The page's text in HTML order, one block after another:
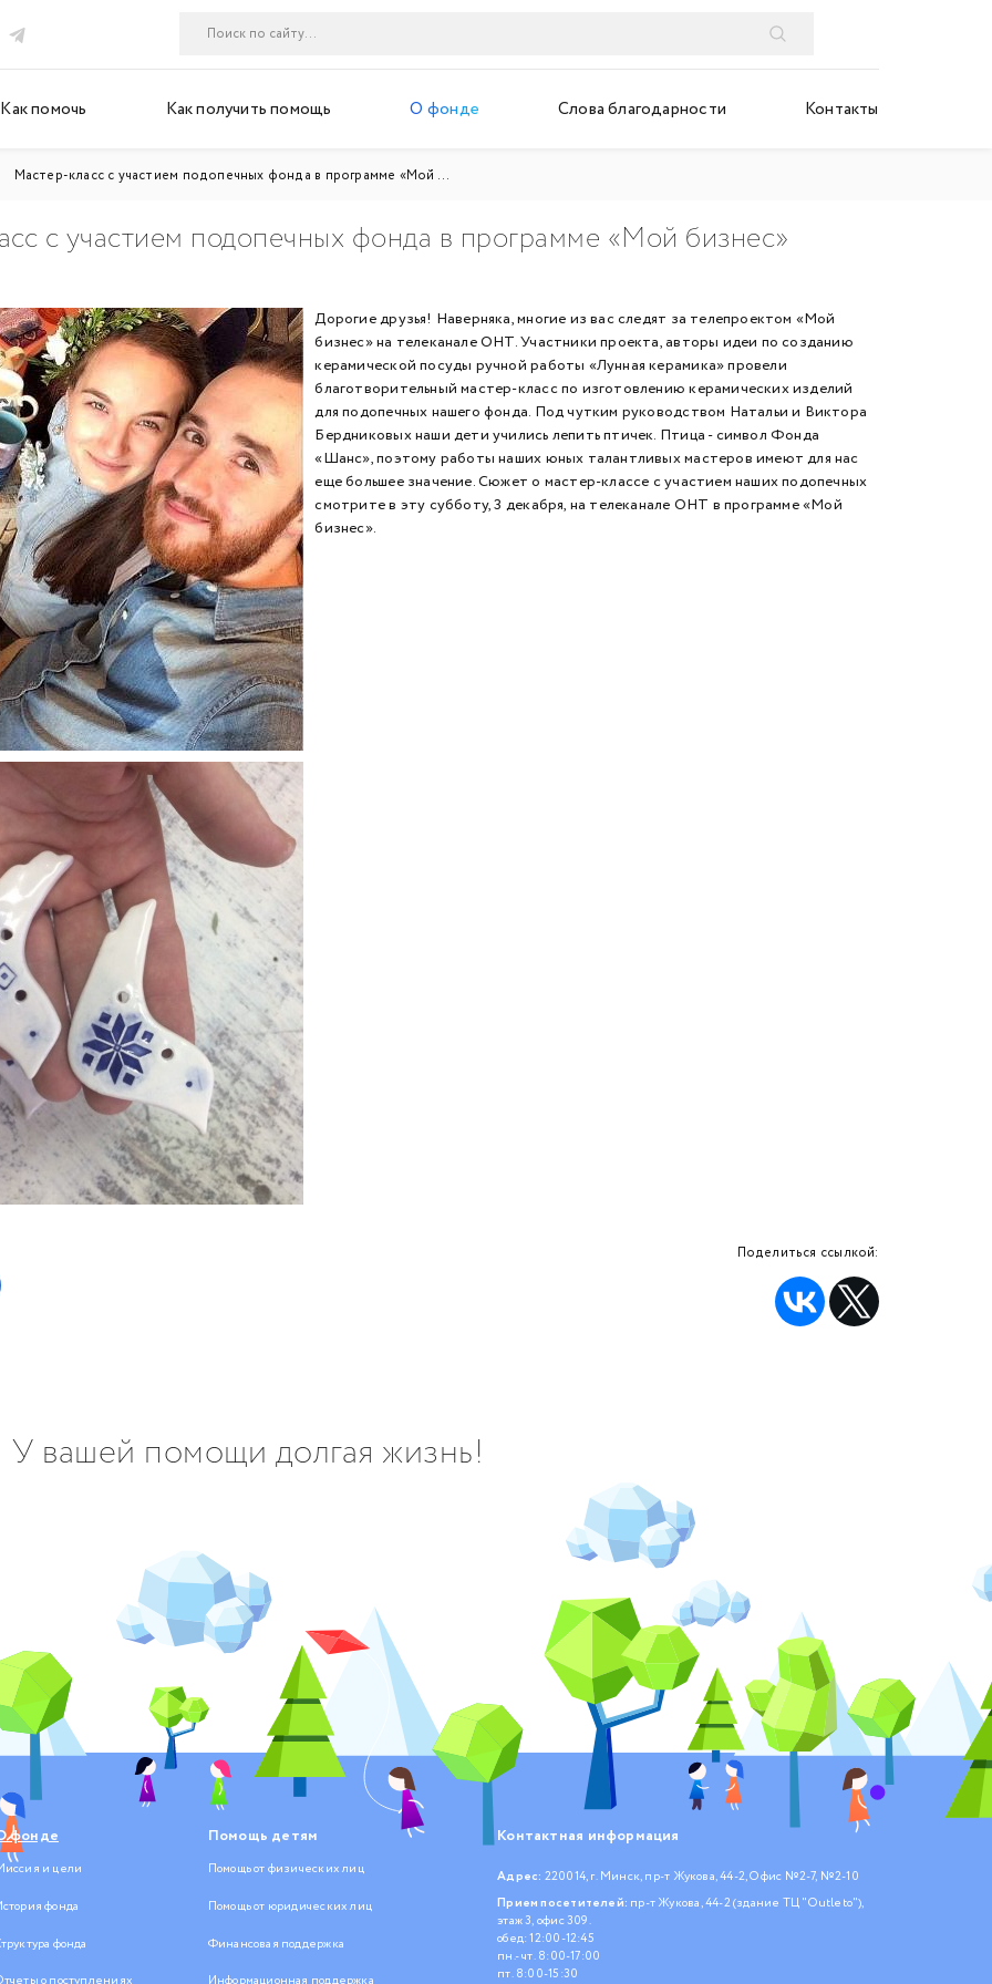
Как помочь Как получить помощь О фонде Слова благодарности Контакты
Мастер-класс с участием подопечных фонда в программе «Мой ...
с участием подопечных фонда в программе «Мой бизнес»
Дорогие друзья! Наверняка, многие из вас следят за телепроектом «Мой
бизнес» на телеканале ОНТ. Участники проекта, авторы идеи по созданию
керамической посуды ручной работы «Лунная керамика» провели
благотворительный мастер-класс по изготовлению керамических изделий
для подопечных нашего фонда. Под чутким руководством Натальи и Виктора
Бердниковых наши дети учились лепить птичек. Птица - символ Фонда
«Шанс», поэтому работы наших юных талантливых мастеров имеют для нас
еще большее значение. Сюжет о мастер-классе с участием наших подопечных
смотрите в эту субботу, 3 декабря, на телеканале ОНТ в программе «Мой
бизнес».
Поделиться ссылкой:
У вашей помощи долгая жизнь!
фонде
и цели
фонда
фонда
Помощь детям
Помощь от физических лиц
Помощь от юридических лиц
Финансовая поддержка
Контактная информация
Адрес: 220014, г. Минск, пр-т Жукова, 44-2, Офис №2-7, №2-10
Прием посетителей: пр-т Жукова, 44-2 (здание ТЦ "Outleto"),
этаж 3, офис 309.
обед: 12:00-12:45
пн.- чт. 8:00-17:00
пт. 8:00-15:30